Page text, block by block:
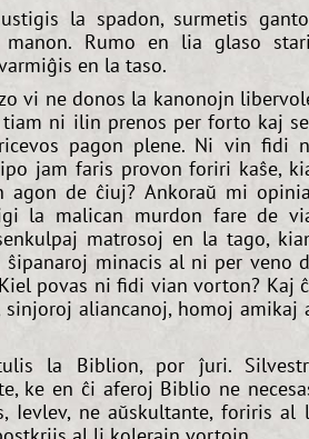
la spadon, surmetis
Rumo en lia glaso
en la taso.
vi ne donos la kanonojn
ni ilin prenos per forto kaj
pagon plene. Ni vin fidi
jam faris provon foriri kaŝe,
agon de ĉiuj? Ankoraŭ mi
la malican murdon fare de
matrosoj en la tago,
minacis al ni per veno
povas ni fidi vian vorton? Kaj
sinjoroj aliancanoj, homoj amikaj
la Biblion, por ĵuri.
ke en ĉi aferoj Biblio ne
Ievlev, ne aŭskultante, foriris al